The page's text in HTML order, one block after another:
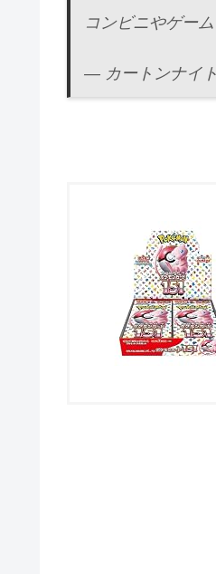
コンビニやゲー
— カートンナイ